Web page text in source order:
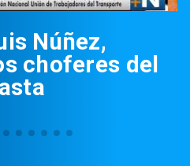
Núñez,
choferes del